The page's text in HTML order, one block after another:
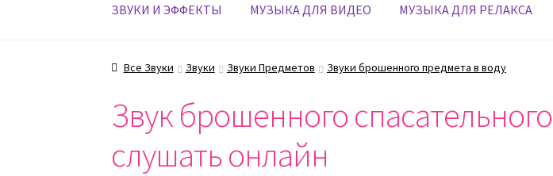
ЗВУКИ И ЭФФЕКТЫ МУЗЫКА ДЛЯ ВИДЕО МУЗЫКА ДЛЯ РЕЛАКСА
Все Звуки Звуки Звуки Предметов Звуки брошенного предмета в воду
Звук брошенного
слушать онлайн